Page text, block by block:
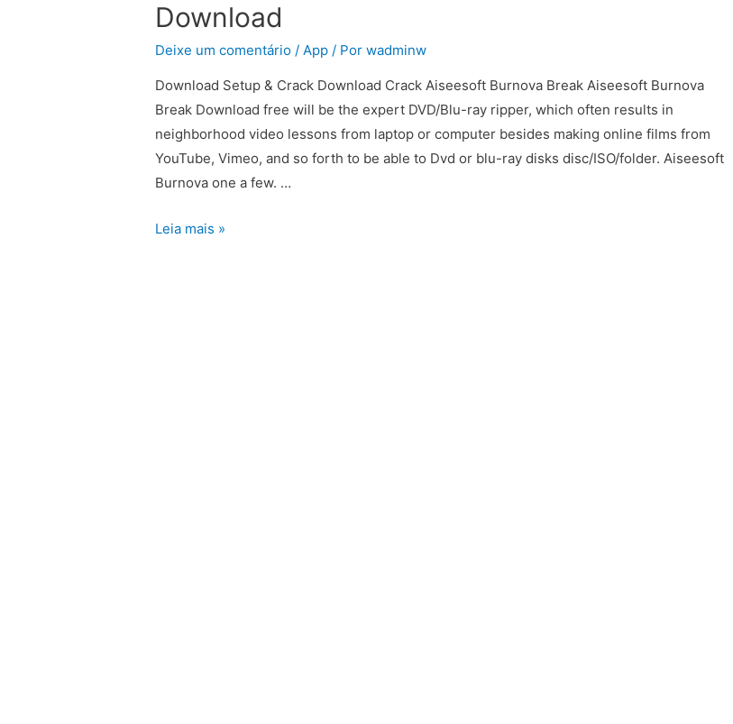
Download
Deixe um comentário /App / Porwadminw
Download Setup & Crack Download Crack Aiseesoft Burnova Break Aiseesoft Burnova
Break Download free will be the expert DVD/Blu-ray ripper, which often results in
neighborhood video lessons from laptop or computer besides making online films from
YouTube, Vimeo, and so forth to be able to Dvd or blu-ray disks disc/ISO/folder. Aiseesoft
Burnova one a few. …
Leia mais »